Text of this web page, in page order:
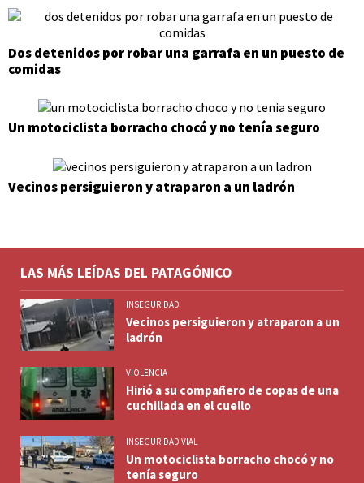
Dos detenidos por robar una garrafa en un puesto de
comidas
Un motociclista borracho chocó y no tenía seguro
Vecinos persiguieron y atraparon a un ladrón
LAS MÁS LEÍDAS DEL PATAGÓNICO
INSEGURIDAD
Vecinos persiguieron y atraparon a un
ladrón
VIOLENCIA
Hirió a su compañero de copas de una
cuchillada en el cuello
INSEGURIDAD VIAL
Un motociclista borracho chocó y no
tenía seguro